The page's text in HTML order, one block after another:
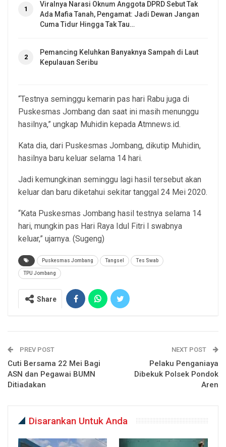
1
Viralnya Narasi Oknum Anggota DPRD Sebut Tak
Ada Mafia Tanah, Pengamat: Jadi Dewan Jangan
Cuma Tidur Hingga Tak Tau…
2
Pemancing Keluhkan Banyaknya Sampah di Laut
Kepulauan Seribu
“Testnya seminggu kemarin pas hari Rabu juga di
Puskesmas Jombang dan saat ini masih menunggu
hasilnya,” ungkap Muhidin kepada Atmnews.id.
Kata dia, dari Puskesmas Jombang, dikutip Muhidin,
hasilnya baru keluar selama 14 hari.
Jadi kemungkinan seminggu lagi hasil tersebut akan
keluar dan baru diketahui sekitar tanggal 24 Mei 2020.
“Kata Puskesmas Jombang hasil testnya selama 14
hari, mungkin pas Hari Raya Idul Fitri l swabnya
keluar,” ujarnya. (Sugeng)
Puskesmas Jombang Tangsel Tes Swab
TPU Jombang
Share
PREV POST
Cuti Bersama 22 Mei Bagi
ASN dan Pegawai BUMN
Ditiadakan
NEXT POST
Pelaku Penganiaya
Dibekuk Polsek Pondok
Aren
Disarankan Untuk Anda